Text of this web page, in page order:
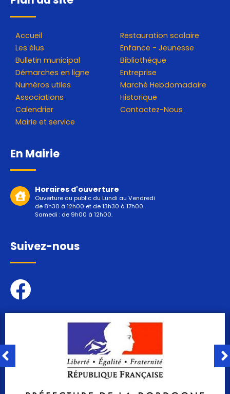
Accueil
Les élus
Bulletin municipal
Démarches en ligne
Numéros utiles
Associations
Calendrier
Mairie et service
Restauration scolaire
Enfance - Jeunesse
Bibliothéque
Entreprise
Marché Hebdomadaire
Historique
Contactez-Nous
En Mairie
Horaires d'ouverture
Ouverture au public du Lundi au Vendredi
de 8h30 à 12h00 et de 13h30 à 17h00.
Samedi : de 9h00 à 12h00.
Suivez-nous